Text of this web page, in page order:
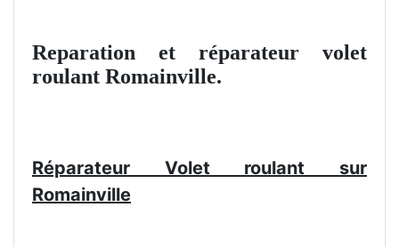
Reparation et réparateur volet
roulant Romainville.
Réparateur Volet roulant sur
Romainville